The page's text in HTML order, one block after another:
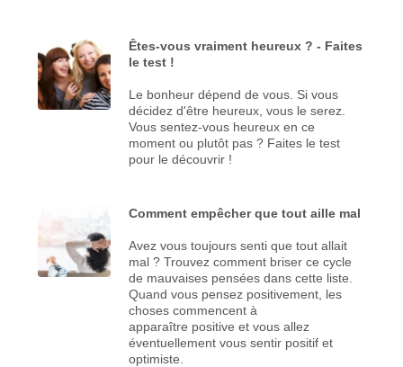
Êtes-vous vraiment heureux ? - Faites
le test !
Le bonheur dépend de vous. Si vous
décidez d'être heureux, vous le serez.
Vous sentez-vous heureux en ce
moment ou plutôt pas ? Faites le test
pour le découvrir !
Comment empêcher que tout aille mal
Avez vous toujours senti que tout allait
mal ? Trouvez comment briser ce cycle
de mauvaises pensées dans cette liste.
Quand vous pensez positivement, les
choses commencent à
apparaître positive et vous allez
éventuellement vous sentir positif et
optimiste.